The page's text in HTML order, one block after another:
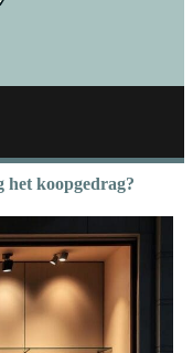
het koopgedrag?